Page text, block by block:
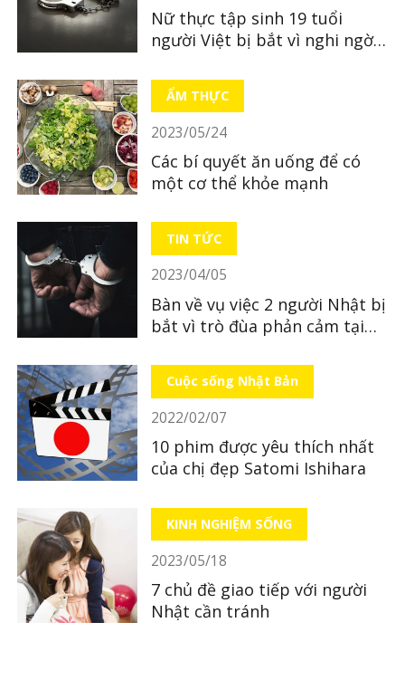
Nữ thực tập sinh 19 tuổi
người Việt bị bắt vì nghi ngờ
ẨM THỰC
2023/05/24
Các bí quyết ăn uống để có
một cơ thể khỏe mạnh
TIN TỨC
2023/04/05
Bàn về vụ việc 2 người Nhật bị
bắt vì trò đùa phản cảm tại
Cuộc sống Nhật Bản
2022/02/07
10 phim được yêu thích nhất
của chị đẹp Satomi Ishihara
KINH NGHIỆM SỐNG
2023/05/18
7 chủ đề giao tiếp với người
Nhật cần tránh